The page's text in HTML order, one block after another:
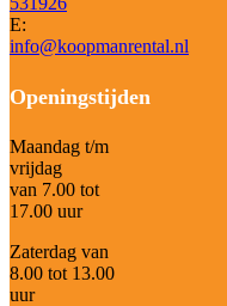
E:
info@koopmanrental.nl
Openingstijden
Maandag t/m
vrijdag
van 7.00 tot
17.00 uur
Zaterdag van
8.00 tot 13.00
uur